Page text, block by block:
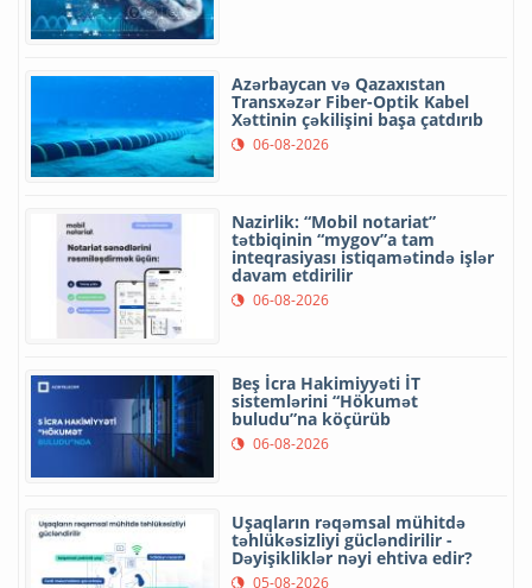
Azərbaycan və Qazaxıstan
Transxəzər Fiber-Optik Kabel
Xəttinin çəkilişini başa çatdırıb
06-08-2026
Nazirlik: “Mobil notariat”
tətbiqinin “mygov”a tam
inteqrasiyası istiqamətində işlər
davam etdirilir
06-08-2026
Beş İcra Hakimiyyəti İT
sistemlərini “Hökumət
buludu”na köçürüb
06-08-2026
Uşaqların rəqəmsal mühitdə
təhlükəsizliyi gücləndirilir -
Dəyişikliklər nəyi ehtiva edir?
05-08-2026